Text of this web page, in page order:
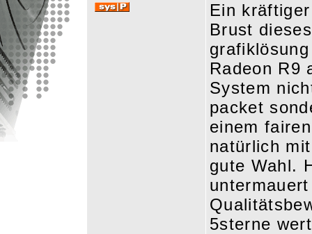
Ein
Brust
Radeon R9
System
packet
einem
natürlich
gute Wahl.
5sterne